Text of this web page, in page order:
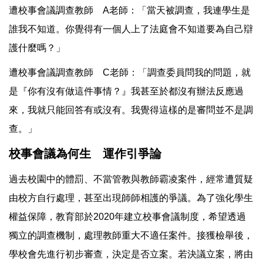
遭校事會議調查教師 A老師：「當天被調查，我連學生是
誰我不知道。你覺得有一個人上了法庭會不知道要為自己辯
護什麼嗎？」
遭校事會議調查教師 C老師：「調查委員問我的問題，就
是『你有沒有做這件事情？』我甚至於都沒有辦法反應過
來，我就只能回答有或沒有。我覺得這樣的是審問並不是調
查。」
校事會議為何生 運作引爭論
過去校園中的體罰、不當管教與教師霸凌案件，經常遭質疑
由校方自行處理，甚至出現師師相護的爭議。為了強化學生
權益保障，教育部於2020年建立校事會議制度，希望透過
獨立的調查機制，處理教師重大不適任案件。接獲檢舉後，
學校會先進行初步審查，決定是否立案。若決議立案，將由